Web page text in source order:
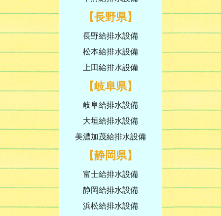
【長野県】
長野給排水設備
松本給排水設備
上田給排水設備
【岐阜県】
岐阜給排水設備
大垣給排水設備
美濃加茂給排水設備
【静岡県】
富士給排水設備
静岡給排水設備
浜松給排水設備